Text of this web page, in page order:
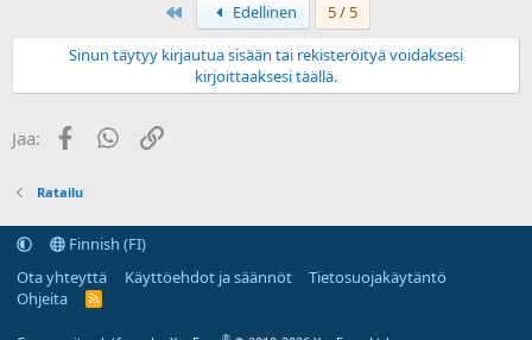
Edellinen
5 / 5
Sinun täytyy kirjautua sisään tai rekisteröityä voidaksesi
kirjoittaaksesi täällä.
Jaa: FacebookWhatsApp
Linkki
Ratailu
Finnish (FI)
Ota yhteyttä
Käyttöehdot ja säännöt
Tietosuojakäytäntö
Ohjeita
R